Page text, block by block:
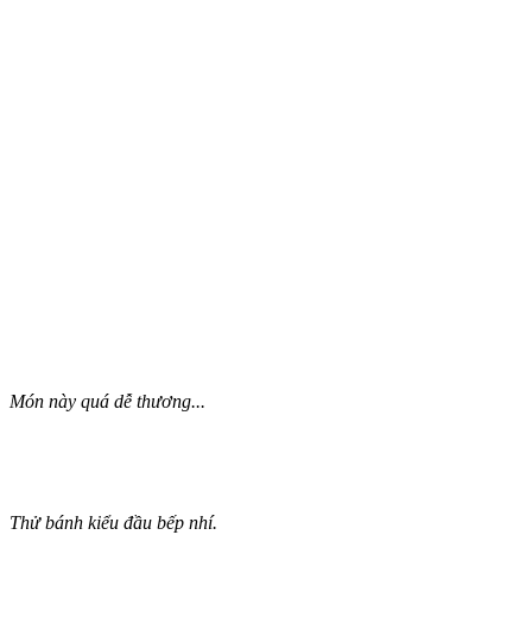
Món này quá dễ thương...
Thử bánh kiểu đầu bếp nhí.